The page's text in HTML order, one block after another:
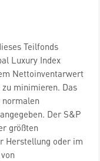
Teilfonds
Luxury Index
Nettoinventarwert
minimieren. Das
normalen
Der S&P
größten
Herstellung oder im